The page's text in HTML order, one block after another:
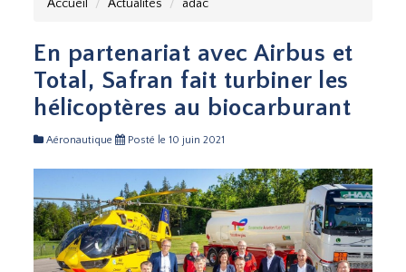
Accueil Actualités adac
En partenariat avec Airbus et
Total, Safran fait turbiner les
hélicoptères au biocarburant
Aéronautique Posté le 10 juin 2021